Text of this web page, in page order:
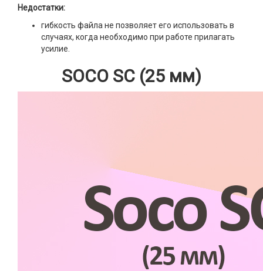
Недостатки:
гибкость файла не позволяет его использовать в
случаях, когда необходимо при работе прилагать
усилие.
SOCO SC (25 мм)